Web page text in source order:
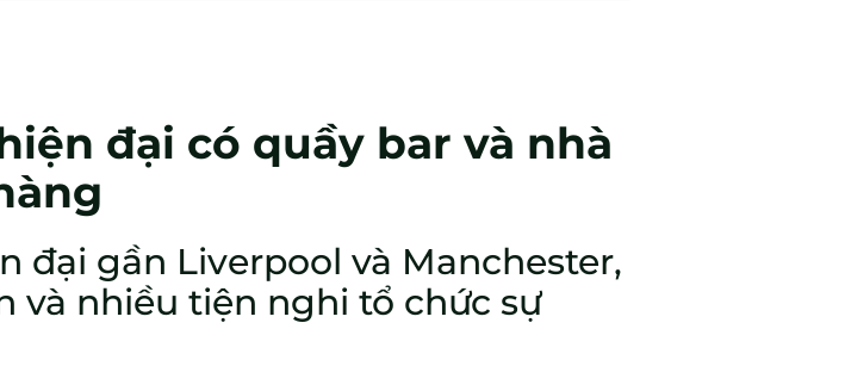
đại có quầy bar và nhà
đại gần Liverpool và Manchester,
và nhiều tiện nghi tổ chức sự